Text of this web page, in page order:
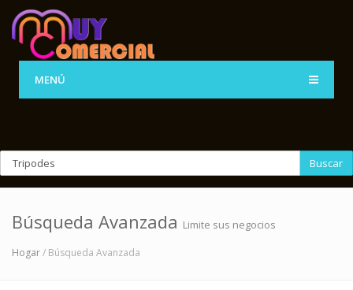
MENÚ
Buscar
Búsqueda Avanzada Limite sus negocios
Hogar/ Búsqueda Avanzada